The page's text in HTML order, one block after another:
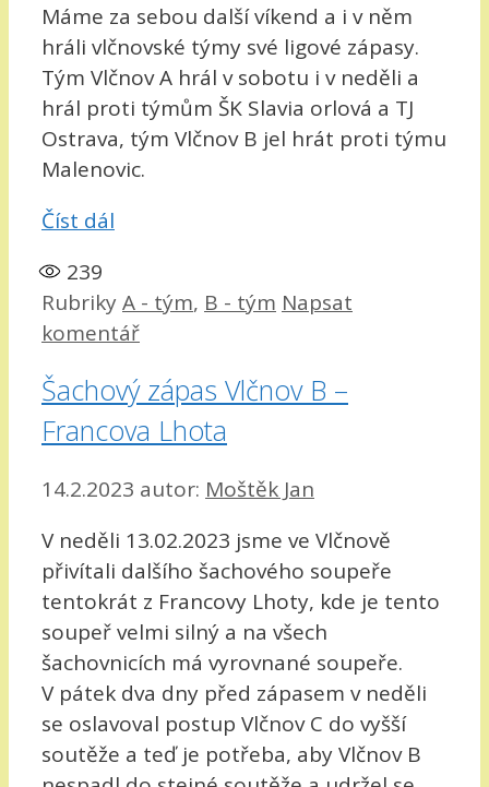
Máme za sebou další víkend a i v něm
hráli vlčnovské týmy své ligové zápasy.
Tým Vlčnov A hrál v sobotu i v neděli a
hrál proti týmům ŠK Slavia orlová a TJ
Ostrava, tým Vlčnov B jel hrát proti týmu
Malenovic.
Číst dál
239
RubrikyA - tým, B - tým Napsat
komentář
Šachový zápas Vlčnov B –
Francova Lhota
14.2.2023 autor: Moštěk Jan
V neděli 13.02.2023 jsme ve Vlčnově
přivítali dalšího šachového soupeře
tentokrát z Francovy Lhoty, kde je tento
soupeř velmi silný a na všech
šachovnicích má vyrovnané soupeře.
V pátek dva dny před zápasem v neděli
se oslavoval postup Vlčnov C do vyšší
soutěže a teď je potřeba, aby Vlčnov B